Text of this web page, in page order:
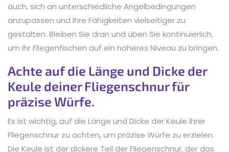
auch, sich an unterschiedliche Angelbedingungen
anzupassen und Ihre Fähigkeiten vielseitiger zu
gestalten. Bleiben Sie dran und üben Sie kontinuierlich,
um Ihr Fliegenfischen auf ein höheres Niveau zu bringen.
Achte auf die Länge und Dicke der
Keule deiner Fliegenschnur für
präzise Würfe.
Es ist wichtig, auf die Länge und Dicke der Keule Ihrer
Fliegenschnur zu achten, um präzise Würfe zu erzielen.
Die Keule ist der dickere Teil der Fliegenschnur, der das